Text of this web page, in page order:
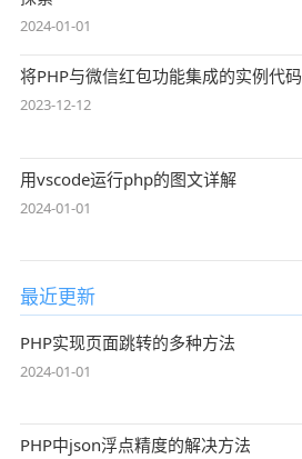
2024-01-01
将PHP与微信红包功能集成的实例代码
2023-12-12
用vscode运行php的图文详解
2024-01-01
最近更新
PHP实现页面跳转的多种方法
2024-01-01
PHP中json浮点精度的解决方法